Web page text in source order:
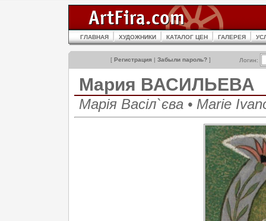
ГЛАВНАЯ ХУДОЖНИКИ КАТАЛОГ ЦЕН ГАЛЕРЕЯ
[ Регистрация | Забыли пароль? ] Логин:
Мария ВАСИЛЬЕВА
Марія Васіл`єва • Marie